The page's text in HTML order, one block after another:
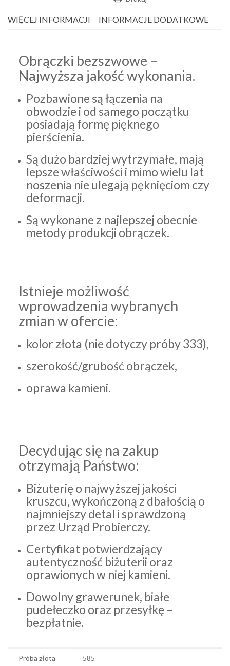
WIĘCEJ INFORMACJI INFORMACJE DODATKOWE
Obrączki bezszwowe –
Najwyższa jakość wykonania.
Pozbawione są łączenia na
obwodzie i od samego początku
posiadają formę pięknego
pierścienia.
Są dużo bardziej wytrzymałe, mają
lepsze właściwości i mimo wielu lat
noszenia nie ulegają pęknięciom czy
deformacji.
Są wykonane z najlepszej obecnie
metody produkcji obrączek.
Istnieje możliwość
wprowadzenia wybranych
zmian w ofercie:
kolor złota (nie dotyczy próby 333),
szerokość/grubość obrączek,
oprawa kamieni.
Decydując się na zakup
otrzymają Państwo:
Biżuterię o najwyższej jakości
kruszcu, wykończoną z dbałością o
najmniejszy detal i sprawdzoną
przez Urząd Probierczy.
Certyfikat potwierdzający
autentyczność biżuterii oraz
oprawionych w niej kamieni.
Dowolny grawerunek, białe
pudełeczko oraz przesyłkę –
bezpłatnie.
Próba złota 585